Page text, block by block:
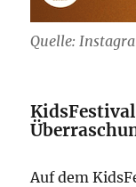
Quelle:
Auf dem